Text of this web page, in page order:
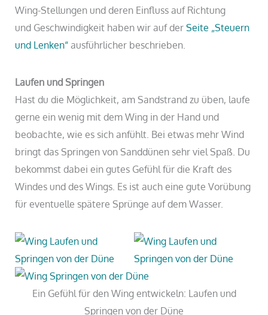
Wing-Stellungen und deren Einfluss auf Richtung
und Geschwindigkeit haben wir auf derSeite „Steuern
und Lenken“ausführlicher beschrieben.
Laufen und Springen
Hast du die Möglichkeit, am Sandstrand zu üben, laufe
gerne ein wenig mit dem Wing in der Hand und
beobachte, wie es sich anfühlt. Bei etwas mehr Wind
bringt das Springen von Sanddünen sehr viel Spaß. Du
bekommst dabei ein gutes Gefühl für die Kraft des
Windes und des Wings. Es ist auch eine gute Vorübung
für eventuelle spätere Sprünge auf dem Wasser.
Ein Gefühl für den Wing entwickeln: Laufen und
Springen von der Düne